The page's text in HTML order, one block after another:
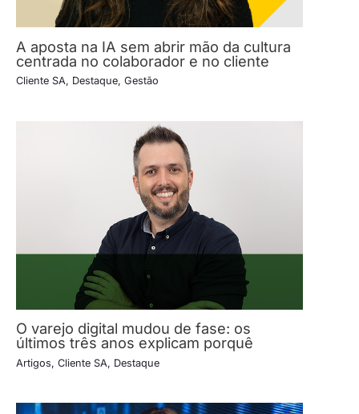
A aposta na IA sem abrir mão da cultura
centrada no colaborador e no cliente
Cliente SA, Destaque, Gestão
O varejo digital mudou de fase: os
últimos três anos explicam porquê
Artigos, Cliente SA, Destaque